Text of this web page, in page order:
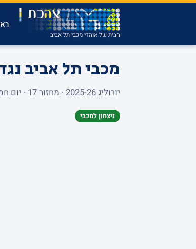
הבית של אוהדי מכבי תל אביב
מכבי תל אביב
יורוליג 2025-26 · מחזור 17 · יום חמישי, 18 בדצמבר 2025 · PAIS ARENA JERUSALEM · 9,054 צופים
ניצחון למכבי